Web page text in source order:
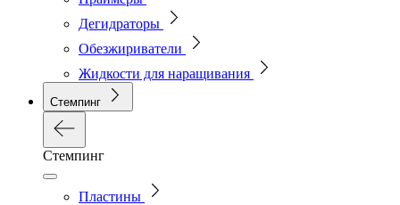
Дегидраторы
Обезжириватели
Жидкости для наращивания
Стемпинг
Стемпинг
Пластины